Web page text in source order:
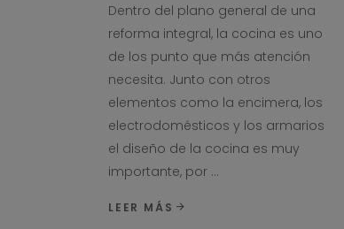
Dentro del plano general de una
reforma integral, la cocina es uno
de los punto que más atención
necesita. Junto con otros
elementos como la encimera, los
electrodomésticos y los armarios
el diseño de la cocina es muy
importante, por
LEER MÁS